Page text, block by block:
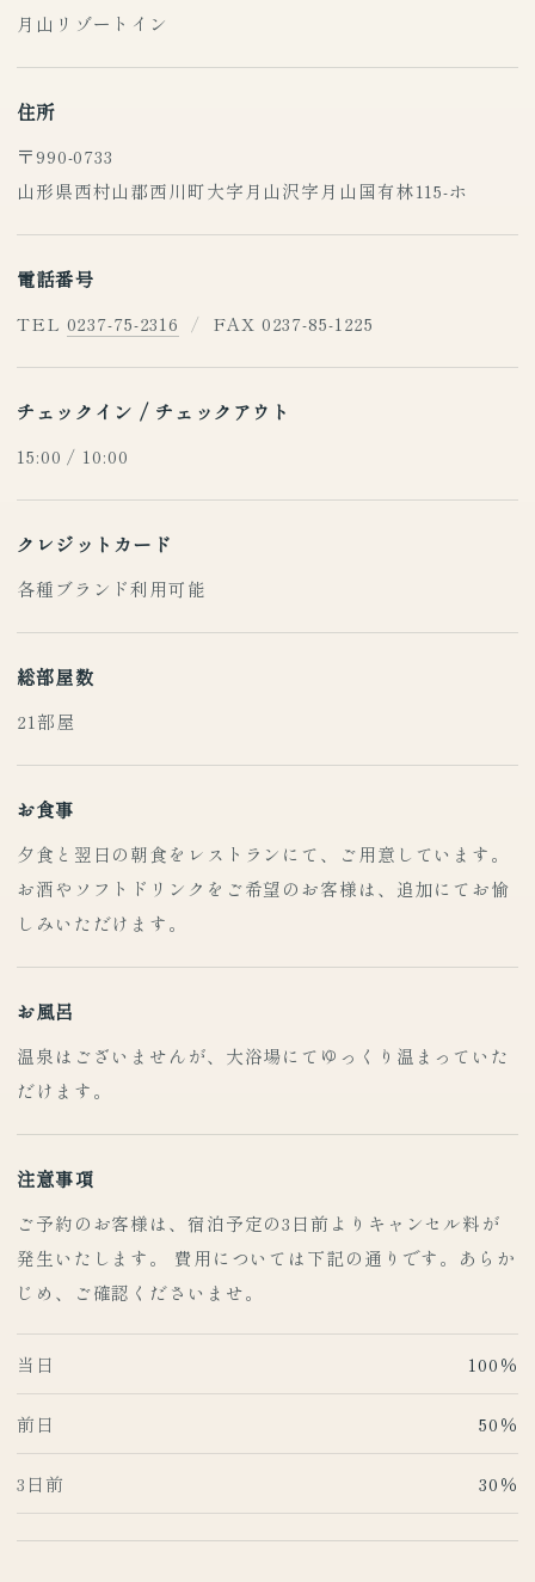
月山リゾートイン
住所
〒990-0733
山形県西村山郡西川町大字月山沢字月山国有林115-ホ
電話番号
TEL 0237-75-2316 / FAX 0237-85-1225
チェックイン / チェックアウト
15:00 / 10:00
クレジットカード
各種ブランド利用可能
総部屋数
21部屋
お食事
夕食と翌日の朝食をレストランにて、ご用意しています。
お酒やソフトドリンクをご希望のお客様は、追加にてお愉
しみいただけます。
お風呂
温泉はございませんが、大浴場にてゆっくり温まっていた
だけます。
注意事項
ご予約のお客様は、宿泊予定の3日前よりキャンセル料が
発生いたします。 費用については下記の通りです。あらか
じめ、ご確認くださいませ。
当日 100％
前日 50％
3日前 30％